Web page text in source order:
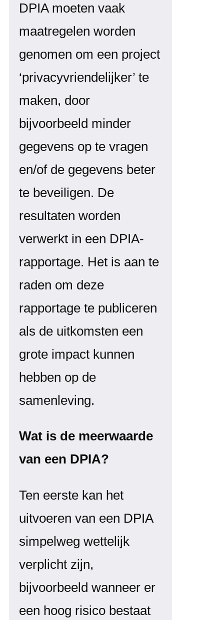
DPIA moeten vaak
maatregelen worden
genomen om een project
‘privacyvriendelijker’ te
maken, door
bijvoorbeeld minder
gegevens op te vragen
en/of de gegevens beter
te beveiligen. De
resultaten worden
verwerkt in een DPIA-
rapportage. Het is aan te
raden om deze
rapportage te publiceren
als de uitkomsten een
grote impact kunnen
hebben op de
samenleving.
Wat is de meerwaarde
van een DPIA?
Ten eerste kan het
uitvoeren van een DPIA
simpelweg wettelijk
verplicht zijn,
bijvoorbeeld wanneer er
een hoog risico bestaat